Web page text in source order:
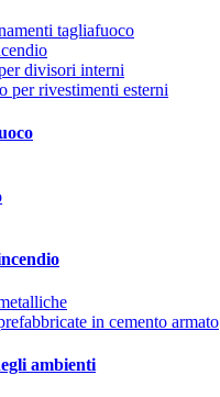
tagliafuoco
divisori interni
per rivestimenti esterni
in cemento armato
ambienti